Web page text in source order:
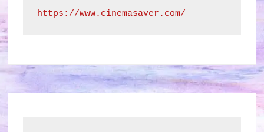
https://www.cinemasaver.com/